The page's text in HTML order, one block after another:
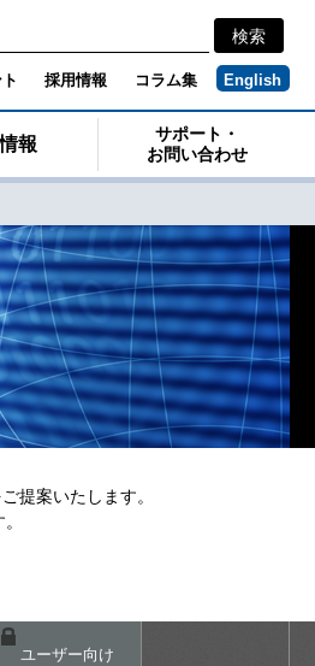
採用情報 コラム集 English
報
サポート・
お問い合わせ
提案いたします。
ユーザー向け